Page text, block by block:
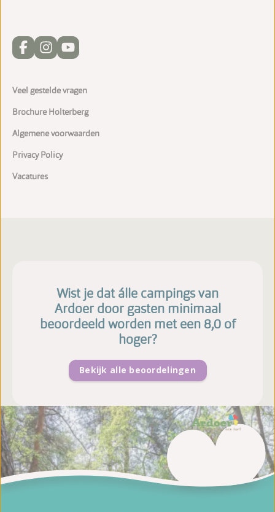
Veel gestelde vragen
Brochure Holterberg
Algemene voorwaarden
Privacy Policy
Vacatures
Wist je dat álle campings van
Ardoer door gasten minimaal
beoordeeld worden met een 8,0 of
hoger?
Bekijk alle beoordelingen